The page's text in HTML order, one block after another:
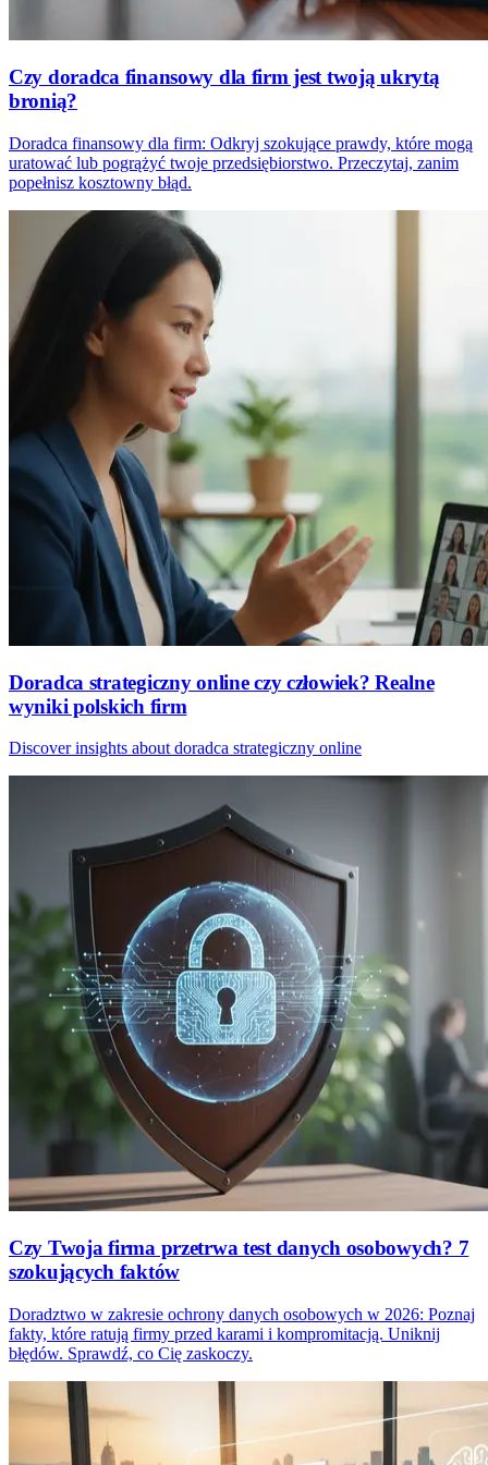
Czy doradca finansowy dla firm jest twoją ukrytą
bronią?
Doradca finansowy dla firm: Odkryj szokujące prawdy, które mogą
uratować lub pogrążyć twoje przedsiębiorstwo. Przeczytaj, zanim
popełnisz kosztowny błąd.
Doradca strategiczny online czy człowiek? Realne
wyniki polskich firm
Discover insights about doradca strategiczny online
Czy Twoja firma przetrwa test danych osobowych? 7
szokujących faktów
Doradztwo w zakresie ochrony danych osobowych w 2026: Poznaj
fakty, które ratują firmy przed karami i kompromitacją. Uniknij
błędów. Sprawdź, co Cię zaskoczy.